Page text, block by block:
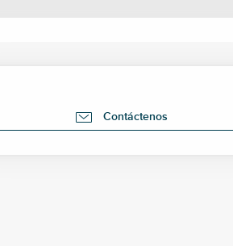
Contáctenos